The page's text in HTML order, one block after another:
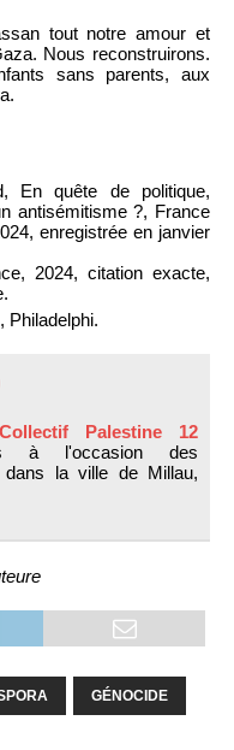
tout notre amour et
Nous reconstruirons.
sans parents, aux
En quête de politique,
antisémitisme ?, France
enregistrée en janvier
2024, citation exacte,
Philadelphi.
Collectif Palestine 12
à l'occasion des
dans la ville de Millau,
GÉNOCIDE